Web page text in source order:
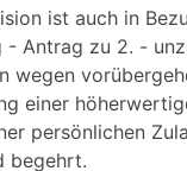
ist auch in
- Antrag zu 2. -
wegen
einer
persönlichen
begehrt.